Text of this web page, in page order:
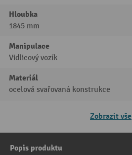
Hloubka
1845 mm
Manipulace
Vidlicový vozík
Materiál
ocelová svařovaná konstrukce
Zobrazit vše
Popis produktu